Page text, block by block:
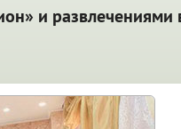
и развлечениями